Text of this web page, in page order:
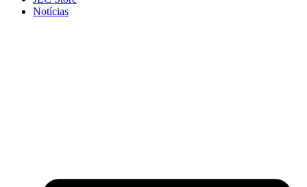
Notícias